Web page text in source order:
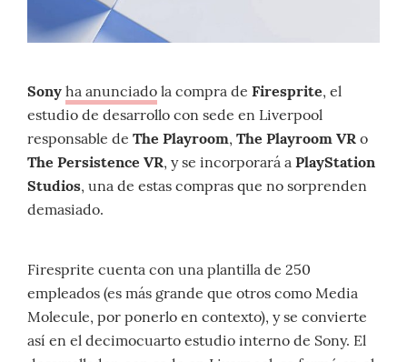
Sony ha anunciado la compra de Firesprite, el
estudio de desarrollo con sede en Liverpool
responsable de The Playroom, The Playroom VR o
The Persistence VR, y se incorporará a PlayStation
Studios, una de estas compras que no sorprenden
demasiado.
Firesprite cuenta con una plantilla de 250
empleados (es más grande que otros como Media
Molecule, por ponerlo en contexto), y se convierte
así en el decimocuarto estudio interno de Sony. El